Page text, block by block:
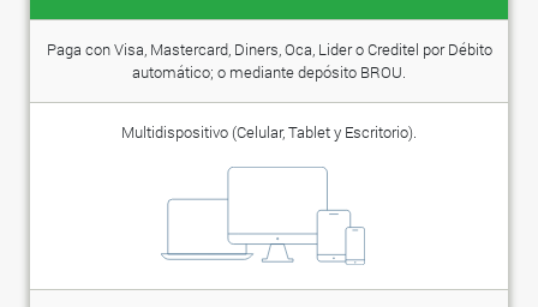
Paga con Visa, Mastercard, Diners, Oca, Lider o Creditel por Débito
automático; o mediante depósito BROU.
Multidispositivo (Celular, Tablet y Escritorio).